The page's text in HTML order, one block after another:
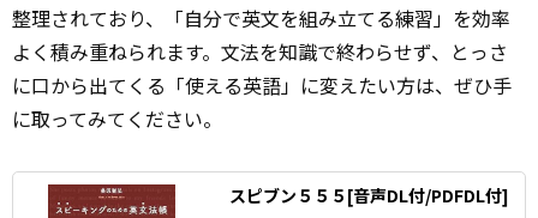
整理されており、「自分で英文を組み立てる練習」を効率
よく積み重ねられます。文法を知識で終わらせず、とっさ
に口から出てくる「使える英語」に変えたい方は、ぜひ手
に取ってみてください。
スピブン５５５[音声DL付/PDFDL付]